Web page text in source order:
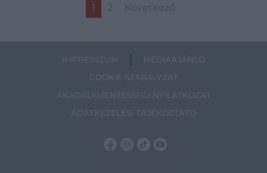
1 2 Következő